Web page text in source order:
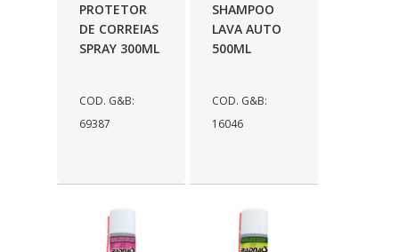
PROTETOR
DE CORREIAS
SPRAY 300ML
COD. G&B:
69387
SHAMPOO
LAVA AUTO
500ML
COD. G&B:
16046